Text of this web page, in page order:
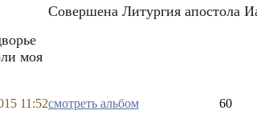
моя
11:52
Совершена Литургия апостола
смотреть альбом 60